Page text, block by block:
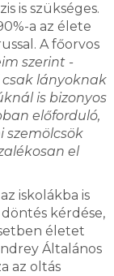
is szükséges.
a az élete
A főorvos
szerint -
csak lányoknak
is bizonyos
előforduló,
szemölcsök
el
iskolákba is
kérdése,
életet
Általános
az oltás